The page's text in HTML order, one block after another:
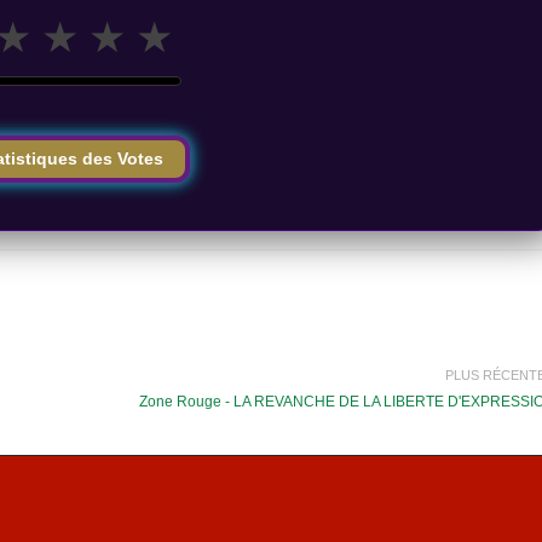
★ ★ ★
des Votes
PLUS
Zone Rouge - LA REVANCHE DE LA LIBERTE